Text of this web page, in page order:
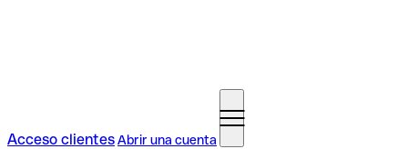
Acceso clientesAbrir una cuenta